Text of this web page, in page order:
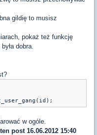
gildię to musisz
pokaż też funkcję
dobra.
w ogóle.
post 16.06.2012 15:40